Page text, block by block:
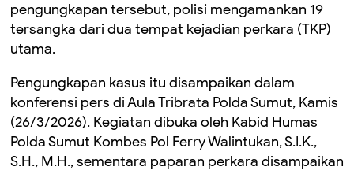
pengungkapan tersebut, polisi mengamankan 19
tersangka dari dua tempat kejadian perkara (TKP)
utama.
Pengungkapan kasus itu disampaikan dalam
konferensi pers di Aula Tribrata Polda Sumut, Kamis
(26/3/2026). Kegiatan dibuka oleh Kabid Humas
Polda Sumut Kombes Pol Ferry Walintukan, S.I.K.,
S.H., M.H., sementara paparan perkara disampaikan